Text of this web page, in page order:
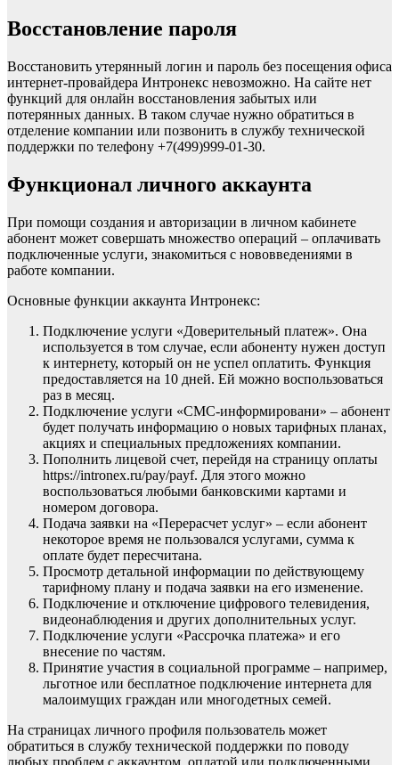
Восстановление пароля
Восстановить утерянный логин и пароль без посещения офиса
интернет-провайдера Интронекс невозможно. На сайте нет
функций для онлайн восстановления забытых или
потерянных данных. В таком случае нужно обратиться в
отделение компании или позвонить в службу технической
поддержки по телефону +7(499)999-01-30.
Функционал личного аккаунта
При помощи создания и авторизации в личном кабинете
абонент может совершать множество операций – оплачивать
подключенные услуги, знакомиться с нововведениями в
работе компании.
Основные функции аккаунта Интронекс:
Подключение услуги «Доверительный платеж». Она
используется в том случае, если абоненту нужен доступ
к интернету, который он не успел оплатить. Функция
предоставляется на 10 дней. Ей можно воспользоваться
раз в месяц.
Подключение услуги «СМС-информировани» – абонент
будет получать информацию о новых тарифных планах,
акциях и специальных предложениях компании.
Пополнить лицевой счет, перейдя на страницу оплаты
https://intronex.ru/pay/payf. Для этого можно
воспользоваться любыми банковскими картами и
номером договора.
Подача заявки на «Перерасчет услуг» – если абонент
некоторое время не пользовался услугами, сумма к
оплате будет пересчитана.
Просмотр детальной информации по действующему
тарифному плану и подача заявки на его изменение.
Подключение и отключение цифрового телевидения,
видеонаблюдения и других дополнительных услуг.
Подключение услуги «Рассрочка платежа» и его
внесение по частям.
Принятие участия в социальной программе – например,
льготное или бесплатное подключение интернета для
малоимущих граждан или многодетных семей.
На страницах личного профиля пользователь может
обратиться в службу технической поддержки по поводу
любых проблем с аккаунтом, оплатой или подключенными